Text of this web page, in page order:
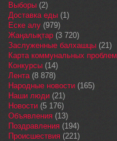
Выборы (2)
Доставка еды (1)
Еске алу (979)
Жаңалықтар (3 720)
Заслуженные балхашцы (21)
Карта коммунальных проблем
Конкурсы (14)
Лента(8 878)
Народные новости (165)
Наши люди (21)
Новости (5 176)
Объявления (13)
Поздравления (194)
Происшествия (221)